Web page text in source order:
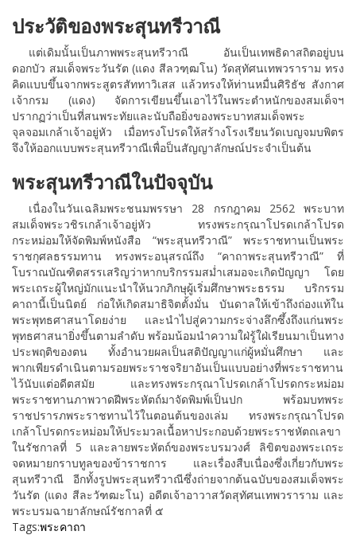
ประวัติของพระสุนทรีวาณี
แต่เดิมนั้นเป็นภาพพระสุนทรีวาณี อันเป็นเทพธิดาสถิตอยู่บน
ดอกบัว สมเด็จพระวันรัต (แดง สีลวฑฺฒโน) วัดสุทัศนเทพวราราม ทรง
คิดแบบขึ้นจากพระสูตรสัททาวิเสส แล้วทรงให้ท่านหมื่นศิริธัช สังกาศ
เจ้ากรม (แดง) จัดการเขียนขึ้นเอาไว้ในพระตำหนักของสมเด็จฯ
ปรากฏว่าเป็นที่สนพระทัยและนับถือยิ่งของพระบาทสมเด็จพระ
จุลจอมเกล้าเจ้าอยู่หัว เมื่อทรงโปรดให้สร้างโรงเรียนวัดเบญจมบพิตร
จึงให้ออกแบบพระสุนทรีวาณีเพื่อป็นสัญญาลักษณ์ประจำเป็นต้น
พระสุนทรีวาณีในปัจจุบัน
เนื่องในวันเฉลิมพระชนมพรรษา 28 กรกฎาคม 2562 พระบาท
สมเด็จพระวชิรเกล้าเจ้าอยู่หัว ทรงพระกรุณาโปรดเกล้าโปรด
กระหม่อมให้จัดพิมพ์หนังสือ “พระสุนทรีวาณี” พระราชทานเป็นพระ
ราชกุศลธรรมทาน ทรงพระอนุสรณ์ถึง “คาถาพระสุนทรีวาณี” ที่
โบราณบัณฑิตสรรเสริญว่าหากบริกรรมสม่ำเสมอจะเกิดปัญญา โดย
พระเถระผู้ใหญ่มักแนะนำให้นวกภิกษุผู้เริ่มศึกษาพระธรรม บริกรรม
คาถานี้เป็นนิตย์ ก่อให้เกิดสมาธิจิตตั้งมั่น บันดาลให้เข้าถึงถ่องแท้ใน
พระพุทธศาสนาโดยง่าย และนำไปสู่ความกระจ่างลึกซึ้งถึงแก่นพระ
พุทธศาสนายิ่งขึ้นตามลำดับ พร้อมน้อมนำความใฝ่รู้ใฝ่เรียนมาเป็นทาง
ประพฤติของตน ทั้งอำนวยผลเป็นสติปัญญาแก่ผู้หมั่นศึกษา และ
พากเพียรดำเนินตามรอยพระราชจริยาอันเป็นแบบอย่างที่พระราชทาน
ไว้นับแต่อดีตสมัย และทรงพระกรุณาโปรดเกล้าโปรดกระหม่อม
พระราชทานภาพวาดฝีพระหัตถ์มาจัดพิมพ์เป็นปก พร้อมบทพระ
ราชปรารภพระราชทานไว้ในตอนต้นของเล่ม ทรงพระกรุณาโปรด
เกล้าโปรดกระหม่อมให้ประมวลเนื้อหาประกอบด้วยพระราชหัตถเลขา
ในรัชกาลที่ 5 และลายพระหัตถ์ของพระบรมวงศ์ ลิขิตของพระเถระ
จดหมายกราบทูลของข้าราชการ และเรื่องสืบเนื่องซึ่งเกี่ยวกับพระ
สุนทรีวาณี อีกทั้งรูปพระสุนทรีวาณีซึ่งถ่ายจากต้นฉบับของสมเด็จพระ
วันรัต (แดง สีละวัฑฒะโน) อดีตเจ้าอาวาสวัดสุทัศนเทพวราราม และ
พระบรมฉายาลักษณ์รัชกาลที่ ๕
Tags:พระคาถา